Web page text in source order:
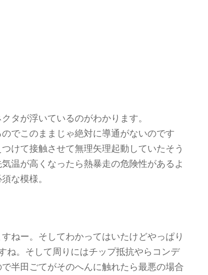
タが浮いているのがわかります。
でこのままじゃ絶対に導通がないのです
けて接触させて無理矢理起動していたそう
温が高くなったら熱暴走の危険性があるよ
な模様。
ねー。そしてわかってはいたけどやっぱり
ね。そして周りにはチップ抵抗やらコンデ
半田ごてがそのへんに触れたら最悪の場合